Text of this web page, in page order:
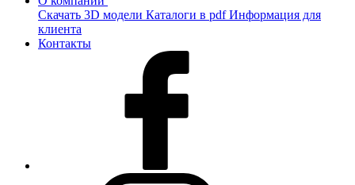
Скачать 3D модели Каталоги в pdf Информация для
клиента
Контакты